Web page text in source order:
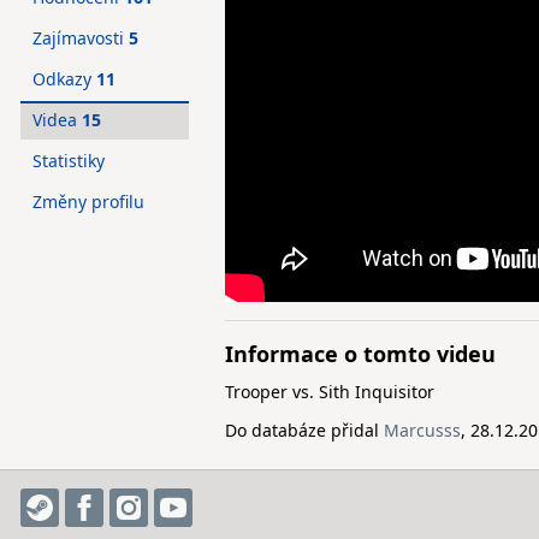
Informace o tomto videu
Trooper vs. Sith Inquisitor
Do databáze přidal Marcusss,
Zajímavosti 5
Odkazy 11
Videa 15
Statistiky
Změny profilu